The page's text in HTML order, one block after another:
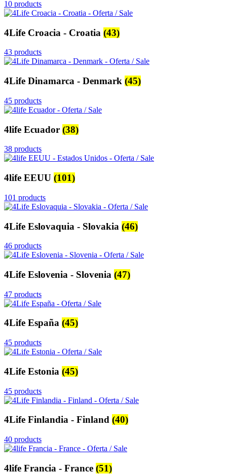
10 products
4Life Croacia - Croatia (43)
43 products
4Life Dinamarca - Denmark (45)
45 products
4life Ecuador (38)
38 products
4life EEUU (101)
101 products
4Life Eslovaquia - Slovakia (46)
46 products
4Life Eslovenia - Slovenia (47)
47 products
4Life España (45)
45 products
4Life Estonia (45)
45 products
4Life Finlandia - Finland (40)
40 products
4life Francia - France (51)